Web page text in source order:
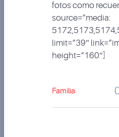
fotos como
source=”media:
limit=”39″
height=”160″]
Familia